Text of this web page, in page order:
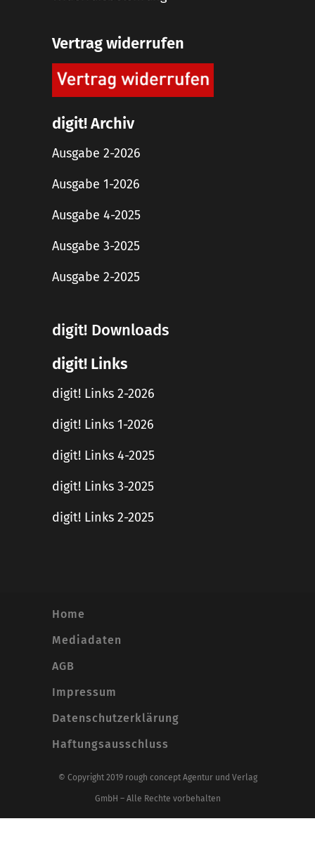
Vertrag widerrufen
digit! Archiv
Ausgabe 2-2026
Ausgabe 1-2026
Ausgabe 4-2025
Ausgabe 3-2025
Ausgabe 2-2025
digit! Downloads
digit! Links
digit! Links 2-2026
digit! Links 1-2026
digit! Links 4-2025
digit! Links 3-2025
digit! Links 2-2025
Home
Mediadaten
AGB
Impressum
Datenschutzerklärung
Haftungsausschluss
© Copyright 2019 rough concept Agentur und Verlag
GmbH – Alle Rechte vorbehalten